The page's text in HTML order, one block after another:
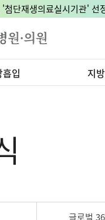
단재생의료실시기관' 선
입 지
글로벌